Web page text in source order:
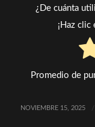
¿De cuánta
¡Haz clic
Promedio de
NOVIEMBRE 15, 2025 /